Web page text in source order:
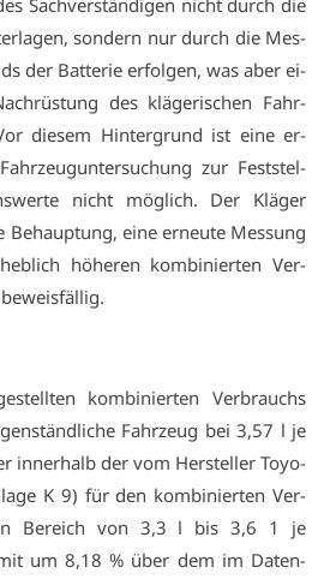
Sach­ver­stän­di­gen nicht durch die
son­dern nur durch die Mes­
der Bat­te­rie er­fol­gen, was aber ei­
des klä­ge­ri­schen Fahr­
die­sem Hin­ter­grund ist ei­ne er­
zur Fest­stel­
nicht mög­lich. Der Klä­ger
Be­haup­tung, ei­ne er­neu­te Mes­sung
hö­he­ren kom­bi­nier­ten Ver­
kom­bi­nier­ten Ver­brauchs
Fahr­zeug bei 3,57 l je
in­ner­halb der vom Her­stel­ler To­yo­
K 9) für den kom­bi­nier­ten Ver­
Be­reich von 3,3 l bis 3,6 1 je
um 8,18 % über dem im Da­ten­